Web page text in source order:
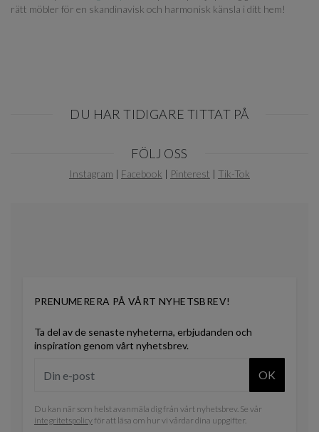
rätt möbler för en skandinavisk och harmonisk känsla i ditt hem!
DU HAR TIDIGARE TITTAT PÅ
FÖLJ OSS
Instagram | Facebook | Pinterest | Tik-Tok
PRENUMERERA PÅ VÅRT NYHETSBREV!
Ta del av de senaste nyheterna, erbjudanden och
inspiration genom vårt nyhetsbrev.
OK
Du kan när som helst avanmäla dig från vårt nyhetsbrev. Se vår
integritetspolicyför att läsa om hur vi vårdar dina uppgifter.